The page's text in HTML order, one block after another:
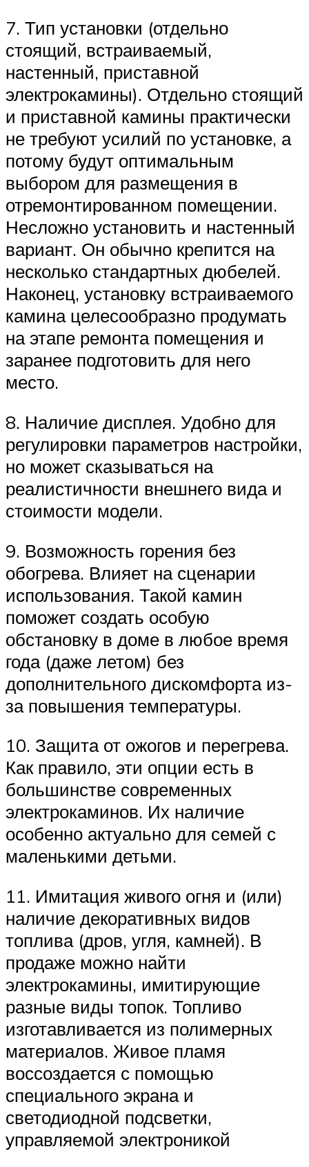
7. Тип установки (отдельно
стоящий, встраиваемый,
настенный, приставной
электрокамины). Отдельно стоящий
и приставной камины практически
не требуют усилий по установке, а
потому будут оптимальным
выбором для размещения в
отремонтированном помещении.
Несложно установить и настенный
вариант. Он обычно крепится на
несколько стандартных дюбелей.
Наконец, установку встраиваемого
камина целесообразно продумать
на этапе ремонта помещения и
заранее подготовить для него
место.
8. Наличие дисплея. Удобно для
регулировки параметров настройки,
но может сказываться на
реалистичности внешнего вида и
стоимости модели.
9. Возможность горения без
обогрева. Влияет на сценарии
использования. Такой камин
поможет создать особую
обстановку в доме в любое время
года (даже летом) без
дополнительного дискомфорта из-
за повышения температуры.
10. Защита от ожогов и перегрева.
Как правило, эти опции есть в
большинстве современных
электрокаминов. Их наличие
особенно актуально для семей с
маленькими детьми.
11. Имитация живого огня и (или)
наличие декоративных видов
топлива (дров, угля, камней). В
продаже можно найти
электрокамины, имитирующие
разные виды топок. Топливо
изготавливается из полимерных
материалов. Живое пламя
воссоздается с помощью
специального экрана и
светодиодной подсветки,
управляемой электроникой